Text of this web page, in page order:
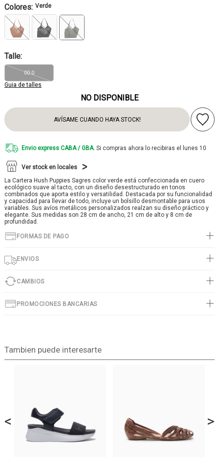
Colores: Verde
Talle:
Guia de talles
00.0
NO DISPONIBLE
AVÍSAME CUANDO HAYA STOCK!
Envio express CABA / GBA. Si compras ahora lo recibiras el lunes 10
Ver stock en locales
La Cartera Hush Puppies Sagres color verde está confeccionada en cuero
ecológico suave al tacto, con un diseño desestructurado en tonos
combinados que aporta estilo y versatilidad. Destacada por su funcionalidad
y capacidad para llevar de todo, incluye un bolsillo desmontable para usos
variables. Sus avíos metálicos personalizados realzan su diseño práctico y
elegante. Sus medidas son 28 cm de ancho, 21 cm de alto y 8 cm de
profundidad.
FORMAS DE PAGO
ENVIOS
CAMBIOS
PROMOCIONES BANCARIAS
Tambien puede interesarte
< >